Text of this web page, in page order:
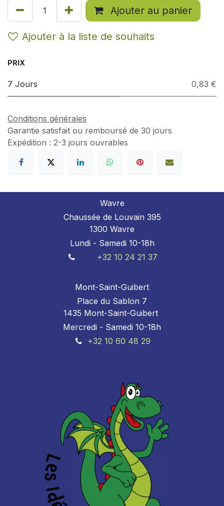
Ajouter au panier
Ajouter à la liste de souhaits
PRIX
7 Jours 0,83 €
Conditions générales
Garantie satisfait ou remboursé de 30 jours
Expédition : 2-3 jours ouvrables
Wavre
Chaussée de Louvain 395
1300 Wavre
Lundi - Samedi 10-18h
+32 10 24 21 37
Mont-Saint-Guibert
Place du Sablon 7
1435 Mont-Saint-Guibert
Mercredi - Samedi 10-18h
+32 10 60 48 29